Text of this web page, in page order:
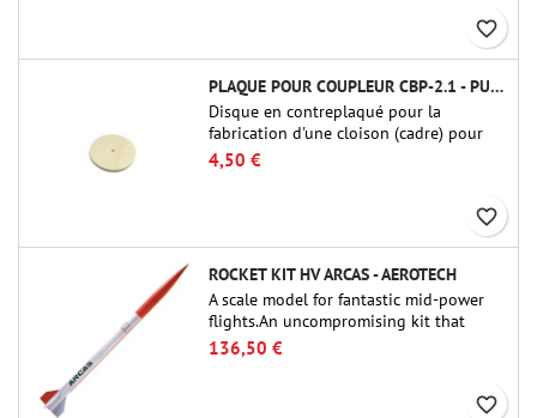
favorite_border
PLAQUE POUR COUPLEUR CBP-2.1 - PUBLIC MISSILES LTD.
Disque en contreplaqué pour la
fabrication d'une cloison (cadre) pour
raccords tubulaires de 54 mm de Public
Missiles Ltd. (PT-2.1 ou QT-2.1)
4,50 €
favorite_border
ROCKET KIT HV ARCAS - AEROTECH
A scale model for fantastic mid-power
flights.An uncompromising kit that
allows you to build a replica of one of
the most famous sounding-rocket ever.
136,50 €
favorite_border